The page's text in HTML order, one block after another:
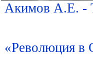
Акимов А.Е. -
«Революция в